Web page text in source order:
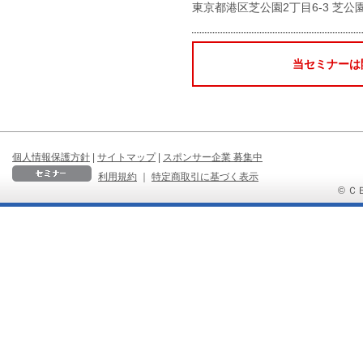
東京都港区芝公園2丁目6-3 芝公
当セミナー
個人情報保護方針 | サイトマップ | スポンサー企業 募集中
利用規約
｜
特定商取引に基づく表示
© Ｃ